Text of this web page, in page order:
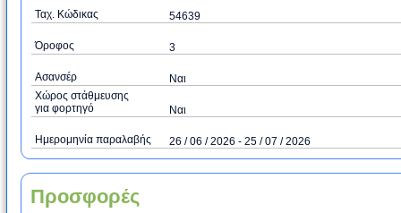
Ταχ. Κώδικας 54639
Όροφος 3
Ασανσέρ
Ναι
Χώρος στάθμευσης
για φορτηγό
Ναι
Ημερομηνία παραλαβής 26 / 06 / 2026 - 25 / 07 / 2026
Προσφορές